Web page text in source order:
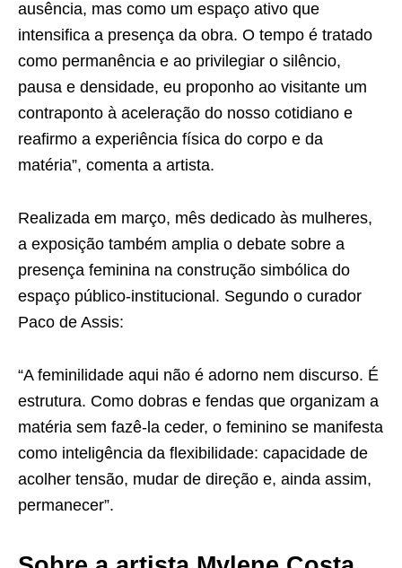
ausência, mas como um espaço ativo que
intensifica a presença da obra. O tempo é tratado
como permanência e ao privilegiar o silêncio,
pausa e densidade, eu proponho ao visitante um
contraponto à aceleração do nosso cotidiano e
reafirmo a experiência física do corpo e da
matéria”, comenta a artista.
Realizada em março, mês dedicado às mulheres,
a exposição também amplia o debate sobre a
presença feminina na construção simbólica do
espaço público-institucional. Segundo o curador
Paco de Assis:
“A feminilidade aqui não é adorno nem discurso. É
estrutura. Como dobras e fendas que organizam a
matéria sem fazê-la ceder, o feminino se manifesta
como inteligência da flexibilidade: capacidade de
acolher tensão, mudar de direção e, ainda assim,
permanecer”.